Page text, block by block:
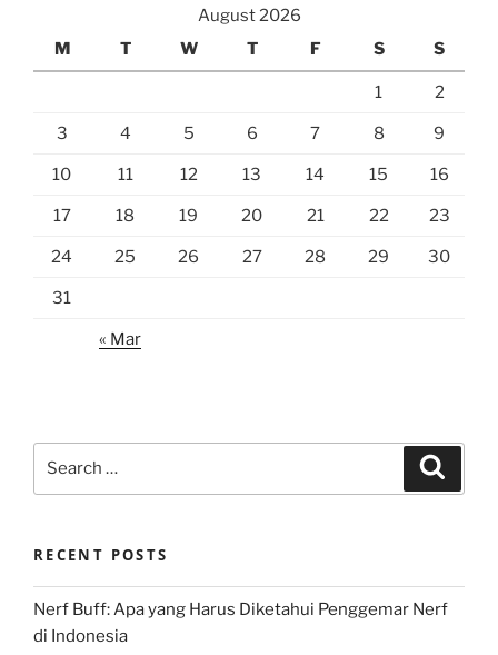
August 2026
M
T W T F S S
1 2
3 4 5 6 7 8 9
10 11 12 13 14 15 16
17 18 19 20 21 22 23
24 25 26 27 28 29 30
31
« Mar
RECENT POSTS
Nerf Buff: Apa yang Harus Diketahui Penggemar Nerf
di Indonesia